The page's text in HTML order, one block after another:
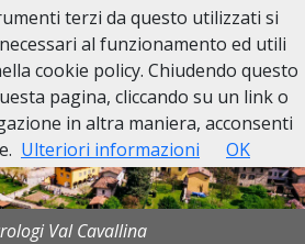
Val Cavallina
terzi da questo utilizzati si
al funzionamento ed utili
cookie policy. Chiudendo questo
pagina, cliccando su un link o
in altra maniera, acconsenti
Ulteriori informazioni OK